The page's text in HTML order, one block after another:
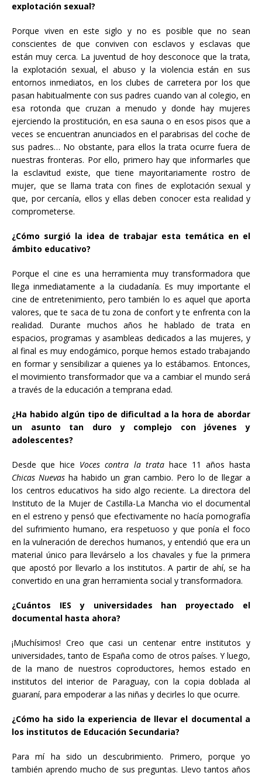
explotación sexual?
Porque viven en este siglo y no es posible que no sean
conscientes de que conviven con esclavos y esclavas que
están muy cerca. La juventud de hoy desconoce que la trata,
la explotación sexual, el abuso y la violencia están en sus
entornos inmediatos, en los clubes de carretera por los que
pasan habitualmente con sus padres cuando van al colegio, en
esa rotonda que cruzan a menudo y donde hay mujeres
ejerciendo la prostitución, en esa sauna o en esos pisos que a
veces se encuentran anunciados en el parabrisas del coche de
sus padres… No obstante, para ellos la trata ocurre fuera de
nuestras fronteras. Por ello, primero hay que informarles que
la esclavitud existe, que tiene mayoritariamente rostro de
mujer, que se llama trata con fines de explotación sexual y
que, por cercanía, ellos y ellas deben conocer esta realidad y
comprometerse.
¿Cómo surgió la idea de trabajar esta temática en el
ámbito educativo?
Porque el cine es una herramienta muy transformadora que
llega inmediatamente a la ciudadanía. Es muy importante el
cine de entretenimiento, pero también lo es aquel que aporta
valores, que te saca de tu zona de confort y te enfrenta con la
realidad. Durante muchos años he hablado de trata en
espacios, programas y asambleas dedicados a las mujeres, y
al final es muy endogámico, porque hemos estado trabajando
en formar y sensibilizar a quienes ya lo estábamos. Entonces,
el movimiento transformador que va a cambiar el mundo será
a través de la educación a temprana edad.
¿Ha habido algún tipo de dificultad a la hora de abordar
un asunto tan duro y complejo con jóvenes y
adolescentes?
Desde que hice Voces contra la tratahace 11 años hasta
Chicas Nuevasha habido un gran cambio. Pero lo de llegar a
los centros educativos ha sido algo reciente. La directora del
Instituto de la Mujer de Castilla-La Mancha vio el documental
en el estreno y pensó que efectivamente no hacía pornografía
del sufrimiento humano, era respetuoso y que ponía el foco
en la vulneración de derechos humanos, y entendió que era un
material único para llevárselo a los chavales y fue la primera
que apostó por llevarlo a los institutos. A partir de ahí, se ha
convertido en una gran herramienta social y transformadora.
¿Cuántos IES y universidades han proyectado el
documental hasta ahora?
¡Muchísimos! Creo que casi un centenar entre institutos y
universidades, tanto de España como de otros países. Y luego,
de la mano de nuestros coproductores, hemos estado en
institutos del interior de Paraguay, con la copia doblada al
guaraní, para empoderar a las niñas y decirles lo que ocurre.
¿Cómo ha sido la experiencia de llevar el documental a
los institutos de Educación Secundaria?
Para mí ha sido un descubrimiento. Primero, porque yo
también aprendo mucho de sus preguntas. Llevo tantos años